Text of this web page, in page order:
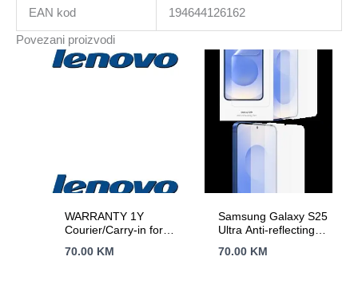
EAN kod 194644126162
Povezani proizvodi
WARRANTY 1Y
Courier/Carry-in for
IdeaPad, IdeaPad
70.00 KM
Samsung Galaxy S25
Ultra Anti-reflecting
Transparent
70.00 KM